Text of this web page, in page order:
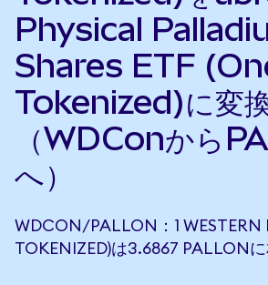
Physical
Shares ETF
Tokenized)に変
（WDConから
へ）
WDCON/PALLON：1 WESTERN
TOKENIZED)は3.6867 PALLON